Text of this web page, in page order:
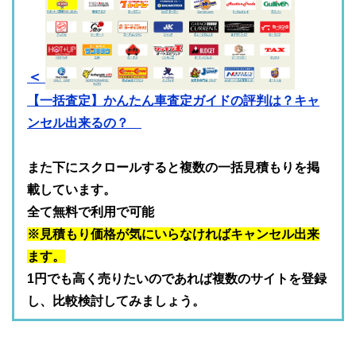
＜
【一括査定】かんたん車査定ガイドの評判は？キャ
ンセル出来るの？
また下にスクロールすると複数の一括見積もりを掲
載しています。
全て無料で利用で可能
※見積もり価格が気にいらなければキャンセル出来
ます。
1円でも高く売りたいのであれば複数のサイトを登録
し、比較検討してみましょう。